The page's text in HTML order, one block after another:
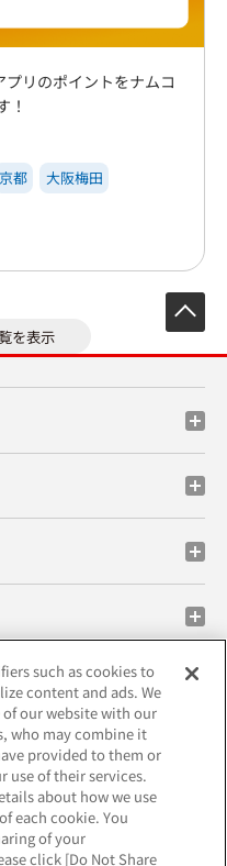
リのポイントをナムコ
！
京都
大阪梅田
を表示
サイトポリシー
リシー
方針と検証結果
品のご提供について
such as cookies to
content and ads. We
our website with our
who may combine it
provided to them or
use of their services.
about how we use
each cookie. You
of your
click [Do Not Share